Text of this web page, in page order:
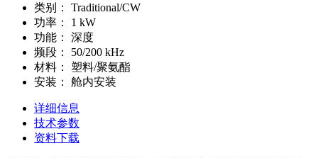
类别：
Traditional/CW
功率：
1 kW
功能：
深度
频段：
50/200 kHz
材料：
塑料/聚氨酯
安装：
舱内安装
详细信息
技术参数
资料下载